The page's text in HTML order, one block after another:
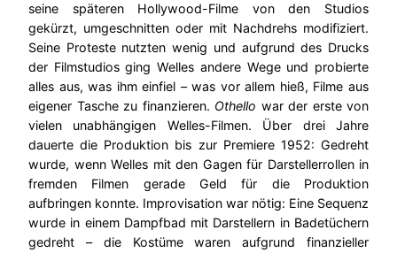
seine späteren Hollywood-Filme von den Studios
gekürzt, umgeschnitten oder mit Nachdrehs modifiziert.
Seine Proteste nutzten wenig und aufgrund des Drucks
der Filmstudios ging Welles andere Wege und probierte
alles aus, was ihm einfiel – was vor allem hieß, Filme aus
eigener Tasche zu finanzieren. Othello war der erste von
vielen unabhängigen Welles-Filmen. Über drei Jahre
dauerte die Produktion bis zur Premiere 1952: Gedreht
wurde, wenn Welles mit den Gagen für Darstellerrollen in
fremden Filmen gerade Geld für die Produktion
aufbringen konnte. Improvisation war nötig: Eine Sequenz
wurde in einem Dampfbad mit Darstellern in Badetüchern
gedreht – die Kostüme waren aufgrund finanzieller